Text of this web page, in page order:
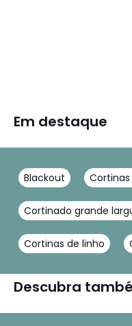
Em destaque
Blackout Cortinas
Cortinado grande
Cortinas de linho
Descubra